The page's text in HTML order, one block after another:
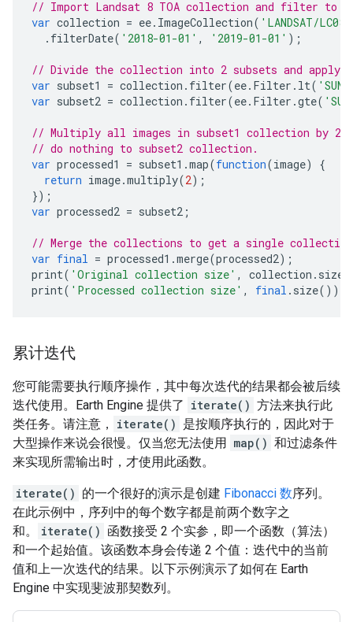
// Import Landsat 8 TOA collection and filter to
var collection = ee. ImageCollection( 'LANDSAT/
. filterDate( '2018-01-01' , '2019-01-01' );
// Divide the collection into 2 subsets and apply
var subset1 = collection . filter(ee. Filter . lt(
var subset2 = collection . filter(ee. Filter .gte(
// Multiply all images in subset1 collection by 2;
// do nothing to subset2 collection.
var processed1 = subset1 .map(function(image)
{
return image.multiply(2);
});
var processed2 = subset2 ;
// Merge the collections to get a single
var final = processed1 .merge(processed2);
print( 'Original collection size' , collection . size
print( 'Processed collection size' , final . size());
累计迭代
您可能需要执行顺序操作，其中每次迭代的结果都会被后续
迭代使用。Earth Engine 提供了 iterate() 方法来执行此
类任务。请注意，
iterate() 是按顺序执行的，因此对于
大型操作来说会很慢。仅当您无法使用 map() 和过滤条件
来实现所需输出时，才使用此函数。
iterate() 的一个很好的演示是创建 Fibonacci 数序列。
在此示例中，序列中的每个数字都是前两个数字之
和。
iterate() 函数接受 2 个实参，即一个函数（算法）
和一个起始值。该函数本身会传递 2 个值：迭代中的当前
值和上一次迭代的结果。以下示例演示了如何在 Earth
Engine 中实现斐波那契数列。